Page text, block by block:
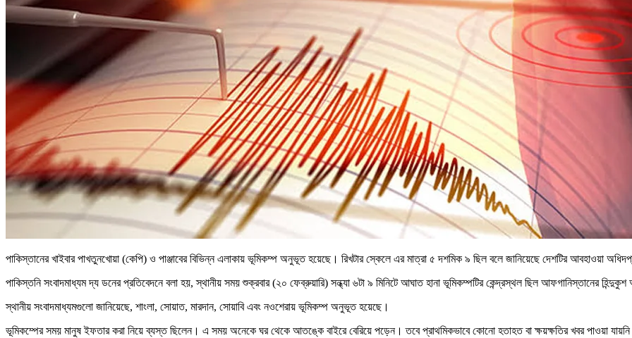
পাকিস্তানের খাইবার পাখতুনখোয়া (কেপি) ও পাঞ্জাবের বিভিন্ন এলাকায় ভূমিকম্প অনুভূত হয়েছে। রিখটার স্কেলে এর মাত্রা ৫ দশমিক ৯ ছিল বলে জানিয়েছে দেশটির আবহাওয়া
পাকিস্তনি সংবাদমাধ্যম দ্য ডনের প্রতিবেদনে বলা হয়, স্থানীয় সময় শুক্রবার (২০ ফেব্রুয়ারি) সন্ধ্যা ৬টা ৯ মিনিটে আঘাত হানা ভূমিকম্পটির কেন্দ্রস্থল ছিল আফগানিস্তানের
স্থানীয় সংবাদমাধ্যমগুলো জানিয়েছে, শাংলা, সোয়াত, মারদান, সোয়াবি এবং নওশেরায় ভূমিকম্প অনুভূত হয়েছে।
ভূমিকম্পের সময় মানুষ ইফতার করা নিয়ে ব্যস্ত ছিলেন। এ সময় অনেকে ঘর থেকে আতঙ্কে বাইরে বেরিয়ে পড়েন। তবে প্রাথমিকভাবে কোনো হতাহত বা ক্ষয়ক্ষতির খবর পাওয়া